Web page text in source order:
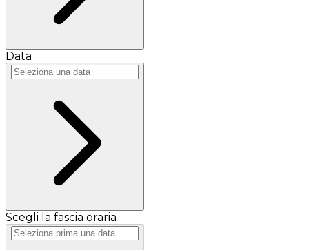
Data
Scegli la fascia oraria